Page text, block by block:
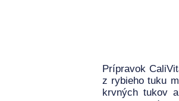
Prípravok
z rybieho tuku
krvných tukov